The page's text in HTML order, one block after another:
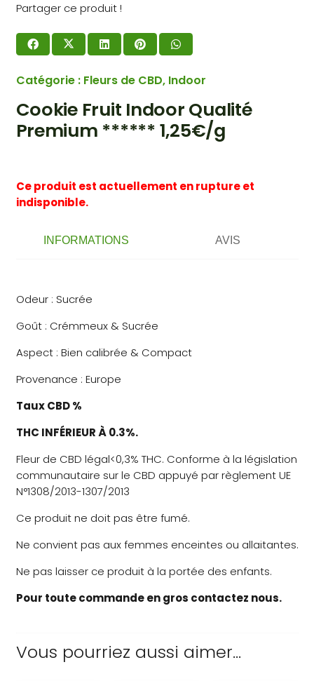
Partager ce produit !
Catégorie : Fleurs de CBD, Indoor
Cookie Fruit Indoor Qualité
Premium ****** 1,25€/g
Ce produit est actuellement en rupture et
indisponible.
INFORMATIONS AVIS
Odeur : Sucrée
Goût : Crémmeux & Sucrée
Aspect : Bien calibrée & Compact
Provenance : Europe
Taux CBD %
THC INFÉRIEUR À 0.3%.
Fleur de CBD légal<0,3% THC. Conforme à la législation
communautaire sur le CBD appuyé par règlement UE
N°1308/2013-1307/2013
Ce produit ne doit pas être fumé.
Ne convient pas aux femmes enceintes ou allaitantes.
Ne pas laisser ce produit à la portée des enfants.
Pour toute commande en gros contactez nous.
Vous pourriez aussi aimer…